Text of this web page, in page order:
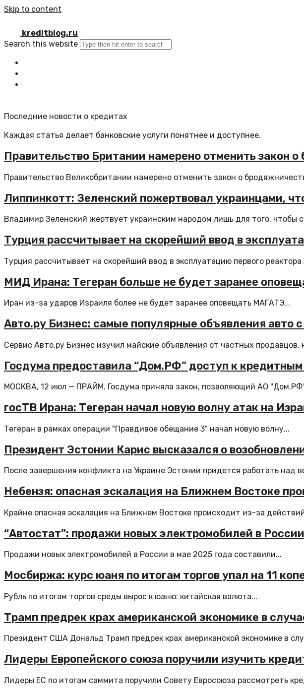
Skip to content
kreditblog.ru
Search this website
Последние новости о кредитах
Каждая статья делает банковские услуги понятнее и доступнее.
Правительство Британии намерено отменить закон
Правительство Великобритании намерено отменить закон о
Липпинкотт: Зеленский пожертвовал украинцами,
Владимир Зеленский жертвует украинским народом лишь для того, чтобы
Турция рассчитывает на скорейший ввод в
Турция рассчитывает на скорейший ввод в эксплуатацию первого реактора
МИД Ирана: Тегеран больше не будет заранее
Иран из-за ударов Израиля более не будет заранее оповещать МАГАТЭ...
Авто.ру Бизнес: самые популярные объявления авто
Сервис Авто.ру Бизнес изучил майские объявления от частных продавцов,
Госдума предоставила “Дом.РФ” доступ к
МОСКВА, 12 июл — ПРАЙМ. Госдума приняла закон, позволяющий АО
госТВ Ирана: Тегеран начал новую волну атак на
Тегеран в рамках операции "Правдивое обещание 3" начал новую волну...
Президент Эстонии Карис высказался о
После завершения конфликта на Украине Эстонии придется работать над
Небензя: опасная эскалация на Ближнем Востоке
Крайне опасная эскалация на Ближнем Востоке происходит из-за
“Автостат”: продажи новых электромобилей в
Продажи новых электромобилей в России в мае 2025 года составили...
Мосбиржа: курс юаня по итогам торгов упал на 11
Рубль по итогам торгов среды вырос к юаню: китайская валюта...
Трамп предрек крах американской экономике в
Президент США Дональд Трамп предрек крах американской экономике в
Лидеры Европейского союза поручили изучить
Лидеры ЕС по итогам саммита поручили Совету Евросоюза рассмотреть